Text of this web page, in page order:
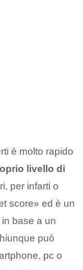
è molto rapido
livello di
per infarti o
score» ed è un
base a un
può
pc o